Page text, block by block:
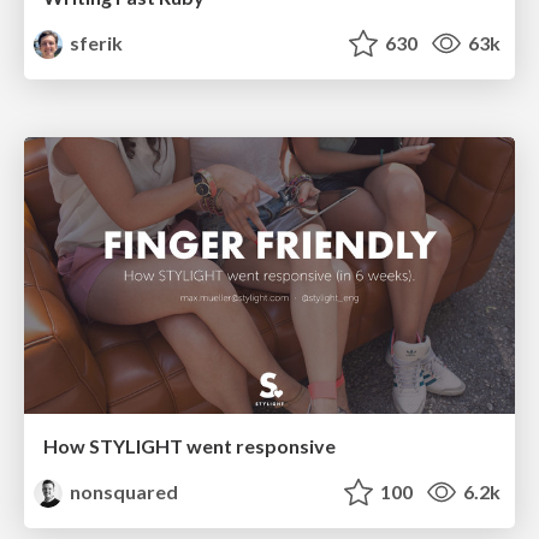
sferik
630 63k
How STYLIGHT went responsive
nonsquared
100 6.2k